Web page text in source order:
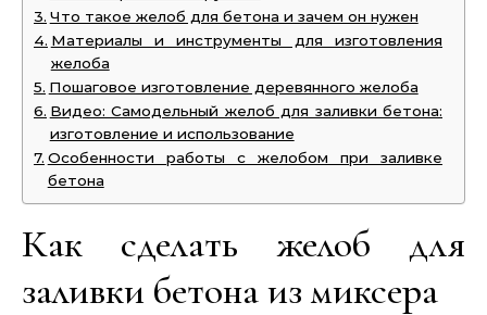
Что такое желоб для бетона и зачем он нужен
Материалы и инструменты для изготовления
желоба
Пошаговое изготовление деревянного желоба
Видео: Самодельный желоб для заливки бетона:
изготовление и использование
Особенности работы с желобом при заливке
бетона
Как сделать желоб для
заливки бетона из миксера